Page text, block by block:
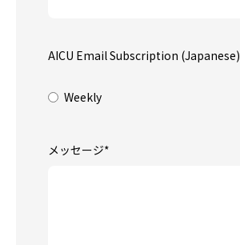
AICU Email Subscription (Japanese)
Weekly
メッセージ*